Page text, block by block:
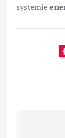
systemie